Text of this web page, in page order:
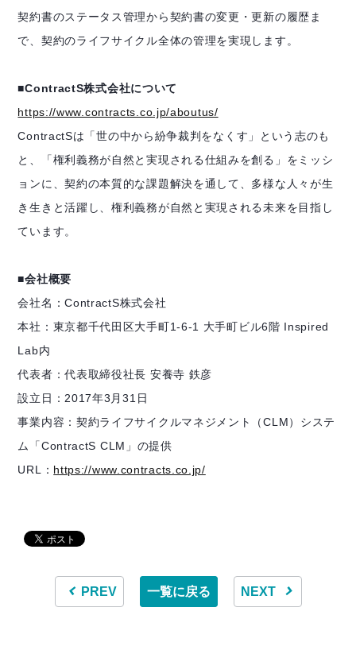
契約書のステータス管理から契約書の変更・更新の履歴ま
で、契約のライフサイクル全体の管理を実現します。
■ContractS株式会社について
https://www.contracts.co.jp/aboutus/
ContractSは「世の中から紛争裁判をなくす」という志のも
と、「権利義務が自然と実現される仕組みを創る」をミッシ
ョンに、契約の本質的な課題解決を通して、多様な人々が生
き生きと活躍し、権利義務が自然と実現される未来を目指し
ています。
■会社概要
会社名：ContractS株式会社
本社：東京都千代田区大手町1-6-1 大手町ビル6階 Inspired
Lab内
代表者：代表取締役社長 安養寺 鉄彦
設立日：2017年3月31日
事業内容：契約ライフサイクルマネジメント（CLM）システ
ム「ContractS CLM」の提供
URL： https://www.contracts.co.jp/
PREV 一覧に戻る NEXT